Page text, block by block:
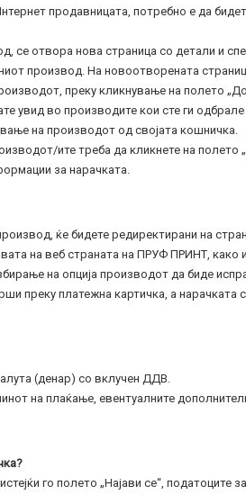
продавницата, потребно е да
се отвора нова страница со детали и
производ. На новоотворената
преку кликнување на полето
увид во производите кои сте ги
на производот од својата кошничка.
ите треба да кликнете на
за нарачката.
ќе бидете редиректирани на
на веб страната на ПРУФ ПРИНТ,
на опција производот да биде
преку платежна картичка, а нарачката
(денар) со вклучен ДДВ.
на плаќање, евентуалните
го полето „Најави се“, податоците